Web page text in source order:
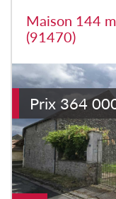
Maison 144
(91470)
Prix 364